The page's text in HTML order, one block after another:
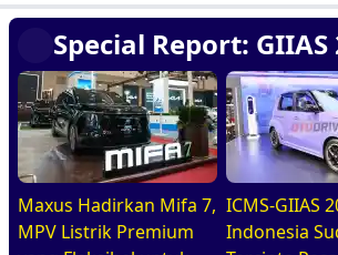
Special Report: GIIAS
Maxus Hadirkan Mifa 7,
MPV Listrik Premium
ICMS-GIIAS
Indonesia